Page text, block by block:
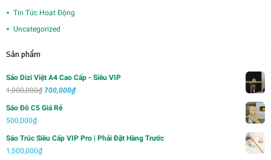
Tin Tức Hoạt Động
Uncategorized
Sản phẩm
Sáo Dizi Việt A4 Cao Cấp - Siêu VIP
1,000,000₫ Giá
700,000₫Giá
700,000₫.
Sáo Đô C5 Giá Rẻ
500,000₫
Sáo Trúc Siêu Cấp VIP Pro | Phải Đặt Hàng Trước
1,500,000₫